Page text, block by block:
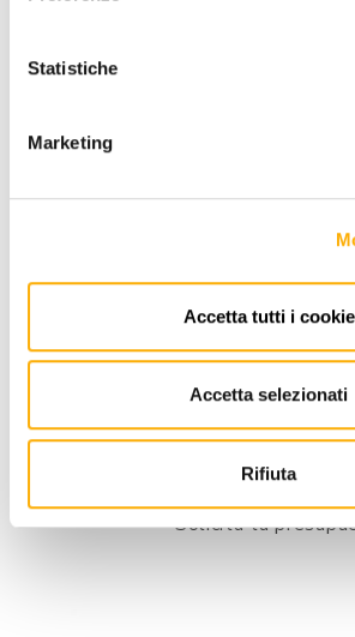
Statistiche
Marketing
Accetta tutti i cookie
Accetta selezionati
Rifiuta
Cattelan Italia
Albert Keramik Cattelan
Centro
Solicita tu